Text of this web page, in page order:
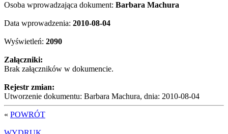
Osoba wprowadzająca dokument: Barbara Machura
Data wprowadzenia: 2010-08-04
Wyświetleń: 2090
Załączniki:
Brak załączników w dokumencie.
Rejestr zmian:
Utworzenie dokumentu: Barbara Machura, dnia: 2010-08-04
« POWRÓT